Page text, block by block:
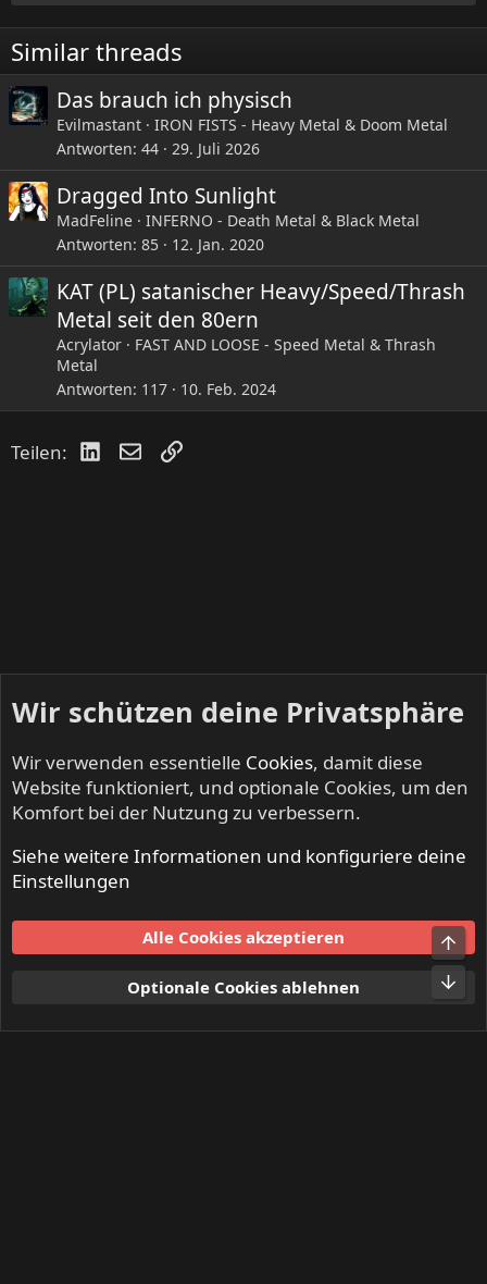
Similar threads
Das brauch ich physisch
Evilmastant
IRON FISTS - Heavy Metal & Doom Metal
Antworten 44 29. Juli 2026
Dragged Into Sunlight
MadFeline
INFERNO - Death Metal & Black Metal
Antworten 85 12. Jan. 2020
KAT (PL) satanischer Heavy/Speed/Thrash
Metal seit den 80ern
Acrylator
FAST AND LOOSE - Speed Metal & Thrash
Metal
Antworten 117 10. Feb. 2024
Teilen: LinkedIn
E-MailLink
INFERNO - Death Metal & Black Metal
Nutzungsbedingungen
Datenschutz
S
Wir schützen deine Privatsphäre
Wir verwenden essentielle Cookies, damit diese
Website funktioniert, und optionale Cookies, um den
Komfort bei der Nutzung zu verbessern.
Siehe weitere Informationen und konfiguriere deine
Einstellungen
Alle Cookies akzeptieren
Optionale Cookies ablehnen